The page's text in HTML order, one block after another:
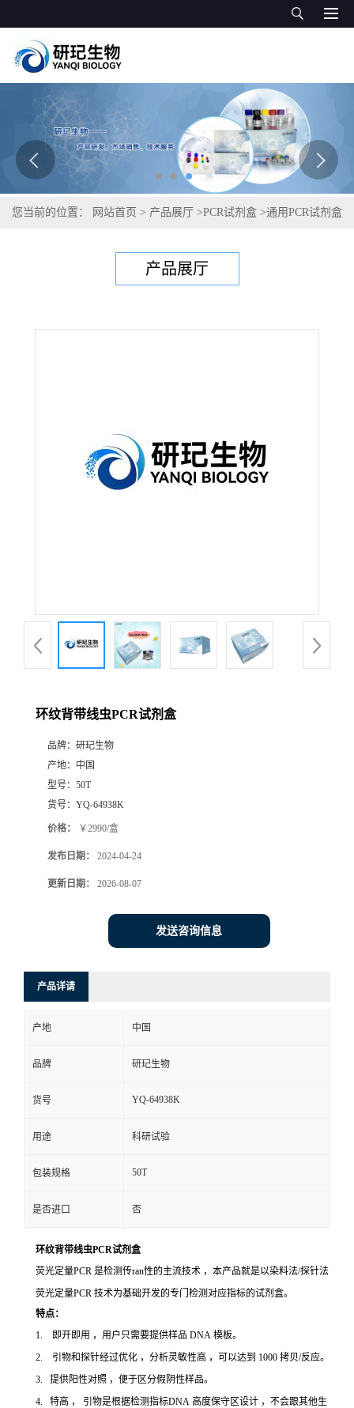
您当前的位置： 网站首页 > 产品展厅 >PCR试剂盒 >通用PCR试剂盒
产品展厅
环纹背带线虫PCR试剂盒
品牌： 研玘生物
产地： 中国
型号： 50T
货号： YQ-64938K
价格： ￥2990/盒
发布日期： 2024-04-24
更新日期： 2026-08-07
发送咨询信息
产品详请
产地 中国
品牌 研玘生物
货号 YQ-64938K
用途 科研试验
包装规格 50T
是否进口 否
环纹背带线虫PCR试剂盒
荧光定量PCR 是检测传ran性的主流技术 ，本产品就是以染料法/探针法
荧光定量PCR 技术为基础开发的专门检测对应指标的试剂盒。
特点：
1. 即开即用 ，用户只需要提供样品 DNA 模板。
2. 引物和探针经过优化 ，分析灵敏性高 ，可以达到 1000 拷贝/反应。
3. 提供阳性对照 ，便于区分假阴性样品。
4. 特高 ， 引物是根据检测指标DNA 高度保守区设计 ，不会跟其他生